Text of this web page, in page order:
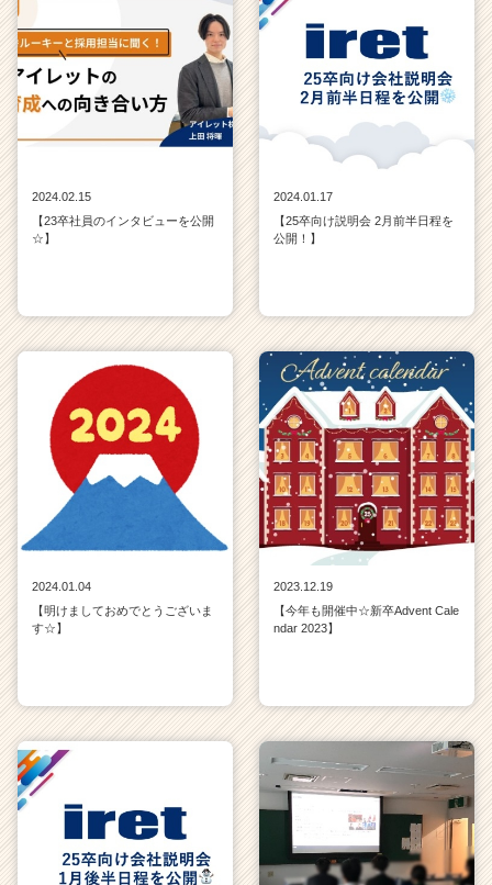
2024.02.15
【23卒社員のインタビューを公開
☆】
2024.01.17
【25卒向け説明会 2月前半日程を
公開！】
2024.01.04
【明けましておめでとうございま
す☆】
2023.12.19
【今年も開催中☆新卒Advent Cale
ndar 2023】